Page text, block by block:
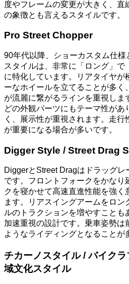
度やフレームの変更が大きく、
の象徴とも言えるスタイルです。
Pro Street Chopper
90年代以降、ショーカスタム仕
スタイルは、非常に「ロング」で
に特化しています。リアタイヤが
ーなホイールを立てることが多く
が流麗に繋がるラインを重視しま
どの外観パーツにもテーマ性があ
く、展示性が重視されます。走行
が重要になる場合が多いです。
Digger Style / Street Drag
DiggerとStreet Dragはドラッグ
です。フロントフォークをかなり
クを寝かせて高速直進性能を強く
ます。リアスイングアームをロン
ルのトラクションを増やすことも
加速重視の設計です。乗車姿勢は
ようなライディングとなることが
チカーノスタイル / バイク
域文化スタイル